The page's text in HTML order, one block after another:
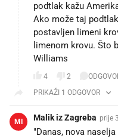
podtlak kažu
Ako može taj
postavljen limeni
limenom krovu. Što
Williams
4 2
PRIKAŽI 1 ODGOVOR
MI Malik iz Zagreba prije
"Danas, nova